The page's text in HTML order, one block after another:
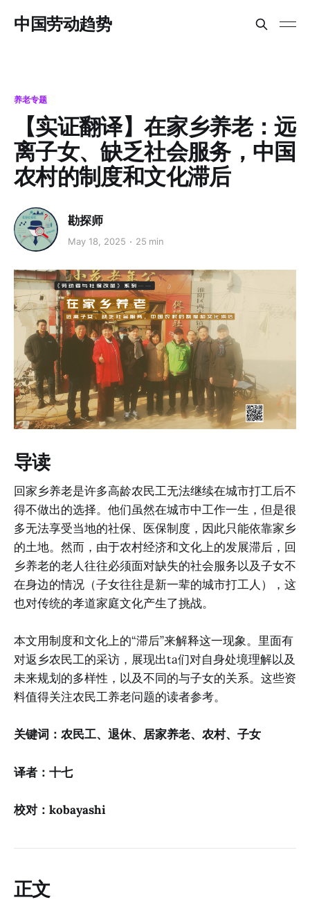
中国劳动趋势
养老专题
【实证翻译】在家乡养老：远
离子女、缺乏社会服务，中国
农村的制度和文化滞后
勘探师
May 18, 2025 25 min
导读
回家乡养老是许多高龄农民工无法继续在城市打工后不
得不做出的选择。他们虽然在城市中工作一生，但是很
多无法享受当地的社保、医保制度，因此只能依靠家乡
的土地。然而，由于农村经济和文化上的发展滞后，回
乡养老的老人往往必须面对缺失的社会服务以及子女不
在身边的情况（子女往往是新一辈的城市打工人），这
也对传统的孝道家庭文化产生了挑战。
本文用制度和文化上的“滞后”来解释这一现象。里面有
对返乡农民工的采访，展现出ta们对自身处境理解以及
未来规划的多样性，以及不同的与子女的关系。这些资
料值得关注农民工养老问题的读者参考。
关键词：农民工、退休、居家养老、农村、子女
译者：十七
校对：kobayashi
正文